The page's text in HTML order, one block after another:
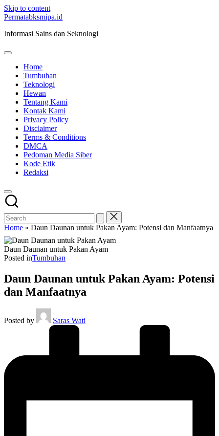
Skip to content
Permatabksmipa.id
Informasi Sains dan Seknologi
Home
Tumbuhan
Teknologi
Hewan
Tentang Kami
Kontak Kami
Privacy Policy
Disclaimer
Terms & Conditions
DMCA
Pedoman Media Siber
Kode Etik
Redaksi
Home » Daun Daunan untuk Pakan Ayam: Potensi dan Manfaatnya
Daun Daunan untuk Pakan Ayam
Posted inTumbuhan
Daun Daunan untuk Pakan Ayam: Potensi
dan Manfaatnya
Posted by Saras Wati